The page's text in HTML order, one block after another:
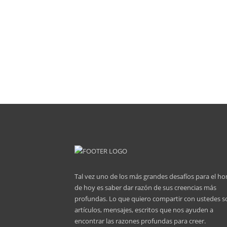
Tal vez uno de los más grandes desafíos para el
de hoy es saber dar razón de sus creencias más
profundas. Lo que quiero compartir con ustedes
artículos, mensajes, escritos que nos ayuden a
encontrar las razones profundas para creer.